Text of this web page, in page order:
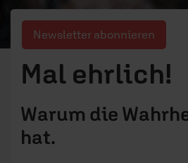
LEBEN
TEAM
Newsletter abonnieren
Mal ehrlich!
Warum die
hat.